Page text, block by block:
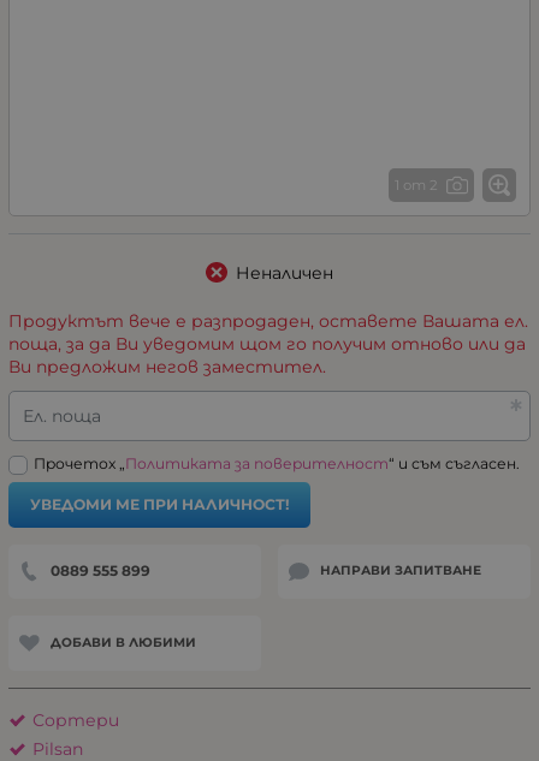
1 от 2
Неналичен
Продуктът вече е разпродаден, оставете Вашата ел.
поща, за да Ви уведомим щом го получим отново или да
Ви предложим негов заместител.
Ел. поща
Прочетох „ Политиката за поверителност“ и съм съгласен.
УВЕДОМИ МЕ ПРИ НАЛИЧНОСТ!
0889 555 899 НАПРАВИ ЗАПИТВАНЕ
ДОБАВИ В ЛЮБИМИ
Сортери
Pilsan